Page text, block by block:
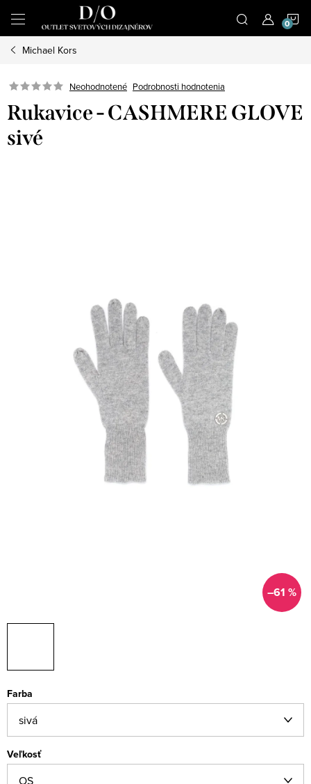
obsah
Michael Kors
Neohodnotené Podrobnosti hodnotenia
Rukavice - CASHMERE GLOVE
sivé
–61 %
Farba
Veľkosť